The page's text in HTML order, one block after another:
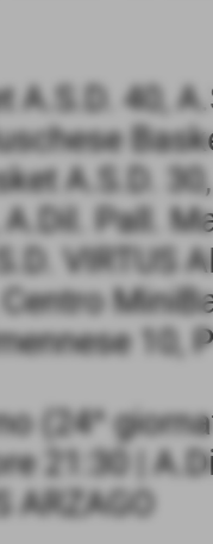
A.S.D. 40,
A.S.D.
Pall.
VIRTUS
10,
(24^
21:30 |
ARZAGO